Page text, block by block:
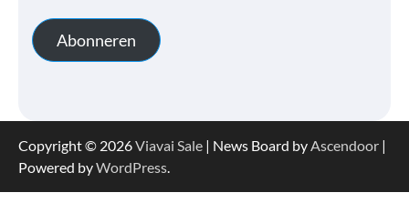
Abonneren
Copyright © 2026Viavai Sale | News Board byAscendoor |
Powered byWordPress.